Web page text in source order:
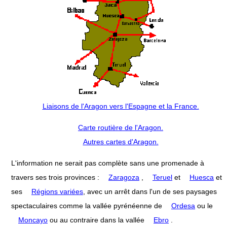
Liaisons de l'Aragon vers l'Espagne et la France.
Carte routière de l'Aragon.
Autres cartes d'Aragon.
L'information ne serait pas complète sans une promenade à
travers ses trois provinces :
Zaragoza Teruel et Huesca et
ses
Régions variées , avec un arrêt dans l'un de ses paysages
spectaculaires comme la vallée pyrénéenne de
Ordesa ou le
Moncayo ou au contraire dans la vallée Ebro